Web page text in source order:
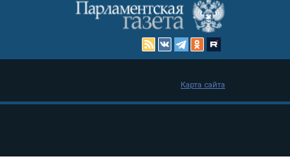
Карта сайта